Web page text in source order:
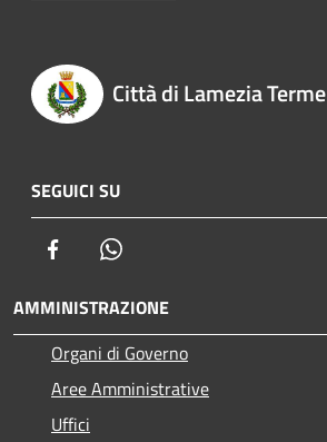
Città di Lamezia Terme
SEGUICI SU
Facebook
AMMINISTRAZIONE
Organi di Governo
Aree Amministrative
Uffici